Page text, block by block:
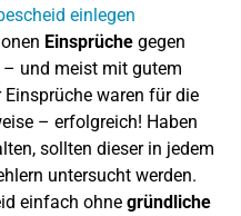
Einsprüche gegen
– und meist mit gutem
waren für die
– erfolgreich! Haben
sollten dieser in jedem
untersucht werden.
einfach ohne gründliche